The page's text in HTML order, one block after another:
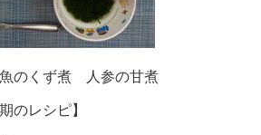
のくず煮 人参の甘煮
のレシピ】